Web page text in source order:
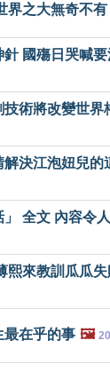
界之大無奇不有
國殤日哭喊
技術將改變世界
決江泡妞兒的
」 全文 內容令
熙來教訓瓜瓜失
最在乎的事 🖼️